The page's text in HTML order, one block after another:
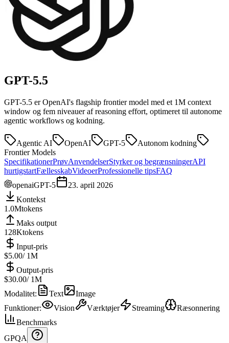
GPT-5.5
GPT-5.5 er OpenAI's flagship frontier model med et 1M context
window og fem niveauer af reasoning effort, optimeret til autonome
agentic workflows og kodning.
Agentic AI OpenAI GPT-5
Autonom kodning
Frontier Models
SpecifikationerPrøvAnvendelserStyrker og begrænsningerAPI
hurtigstartFællesskabVideoerProfessionelle tipsFAQ
openaiGPT-5
23. april 2026
Kontekst
1.0Mtokens
Maks output
128Ktokens
Input-pris
$5.00/ 1M
Output-pris
$30.00/ 1M
Modalitet: Text
Image
Funktioner: Vision Værktøjer Streaming
Ræsonnering
Benchmarks
GPQA